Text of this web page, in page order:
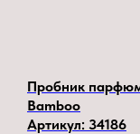
Пробник
Bamboo
Артикул: 34186